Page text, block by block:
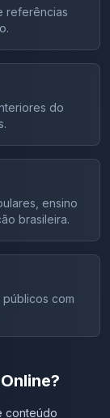
referências
do
ensino
brasileira.
com
conteúdo